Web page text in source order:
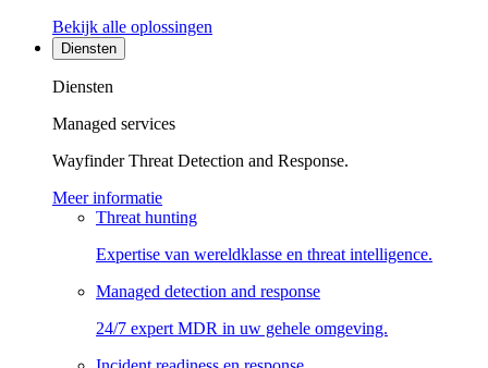
Bekijk alle oplossingen
Diensten
Diensten
Managed services
Wayfinder Threat Detection and Response.
Meer informatie
Threat hunting
Expertise van wereldklasse en threat intelligence.
Managed detection and response
24/7 expert MDR in uw gehele omgeving.